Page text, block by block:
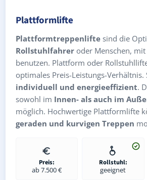
Plattformlifte
Plattformtreppenlifte sind die
Rollstuhlfahrer oder Menschen,
benutzen. Plattform oder
optimales Preis-Leistungs-Verhältnis.
individuell und energieeffizient.
sowohl im Innen- als auch im
möglich. Hochwertige Plattformlifte
geraden und kurvigen Treppen
Preis:
ab 7.500 €
Rollstuhl:
geeignet